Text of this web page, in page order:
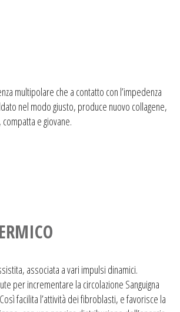
multipolare che a contatto con l’impedenza
nel modo giusto, produce nuovo collagene,
e giovane.
associata a vari impulsi dinamici.
per incrementare la circolazione Sanguigna
facilita l’attività dei fibroblasti, e favorisce la